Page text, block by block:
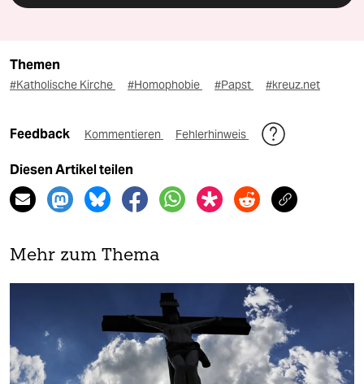
Themen
#Katholische Kirche #Homophobie #Papst #kreuz.net
Feedback Kommentieren Fehlerhinweis
Diesen Artikel teilen
Mehr zum Thema